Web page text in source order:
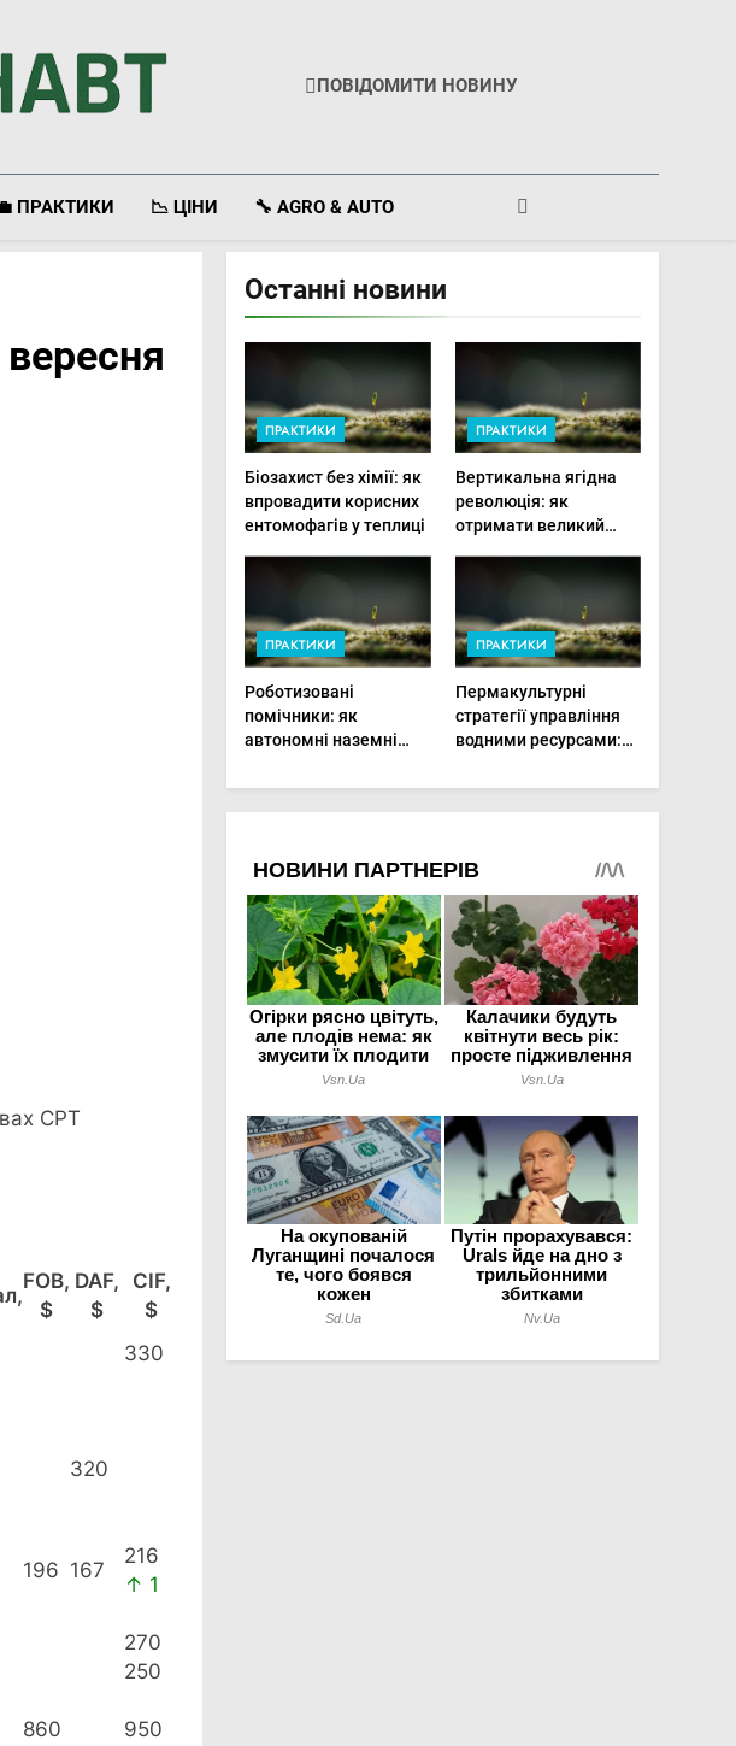
ПОВІДОМИТИ НОВИНУ
ПРАКТИКИ 📉 ЦІНИ 🔧 AGRO & AUTO
вересня
CPT
FOB,
$
DAF,
$
CIF,
$
330
320
196 167
216
↑ 1
270
250
860
950
Останні новини
ПРАКТИКИ
Біозахист без хімії: як
впровадити корисних
ентомофагів у теплиці
ПРАКТИКИ
Вертикальна ягідна
революція: як
отримати великий
мінімальній площі
ПРАКТИКИ
Роботизовані
помічники: як
автономні наземні
догляд за органічними
овочами
ПРАКТИКИ
Пермакультурні
стратегії управління
водними ресурсами:
господарство стійким
до посухи